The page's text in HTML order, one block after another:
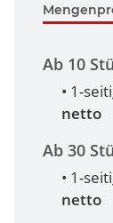
Ab 10
• 1-
netto
Ab 30
• 1-
netto